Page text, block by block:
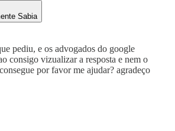
Sabia
pediu, e os advogados do google
consigo vizualizar a resposta e nem o
por favor me ajudar? agradeço